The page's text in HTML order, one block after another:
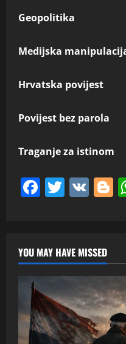
Geopolitika
Medijska
Hrvatska povijest
Povijest bez parola
Traganje za istinom
VK
YOU MAY HAVE MISSED